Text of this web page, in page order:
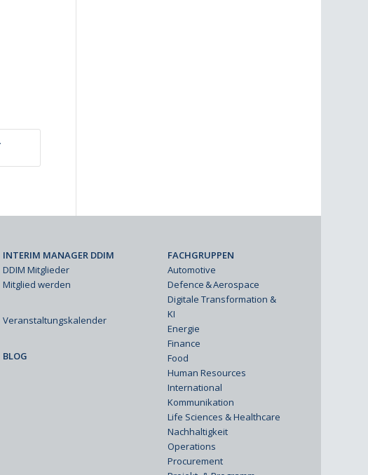
INTERIM MANAGER DDIM
DDIM Mitglieder
Mitglied werden
Veranstaltungskalender
BLOG
FACHGRUPPEN
Automotive
Defence & Aerospace
Digitale Transformation &
KI
Energie
Finance
Food
Human Resources
International
Kommunikation
Life Sciences & Healthcare
Nachhaltigkeit
Operations
Procurement